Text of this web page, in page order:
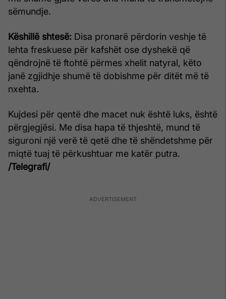
sëmundje.
Këshillë shtesë: Disa pronarë përdorin veshje të
lehta freskuese për kafshët ose dyshekë që
qëndrojnë të ftohtë përmes xhelit natyral, këto
janë zgjidhje shumë të dobishme për ditët më të
nxehta.
Kujdesi për qentë dhe macet nuk është luks, është
përgjegjësi. Me disa hapa të thjeshtë, mund të
siguroni një verë të qetë dhe të shëndetshme për
miqtë tuaj të përkushtuar me katër putra.
/Telegrafi/